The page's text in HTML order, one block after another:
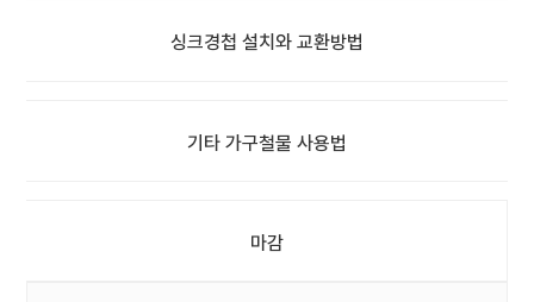
싱크경첩 설치와 교환방법
기타 가구철물 사용법
마감